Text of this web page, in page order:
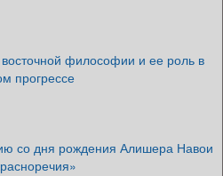
философии и ее роль в
прогрессе
со дня рождения Алишера Навои